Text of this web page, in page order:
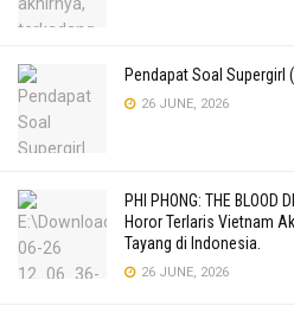
Pendapat Soal Supergirl
26 JUNE, 2026
PHI PHONG: THE BLOOD
Horor Terlaris Vietnam
Tayang di Indonesia.
26 JUNE, 2026